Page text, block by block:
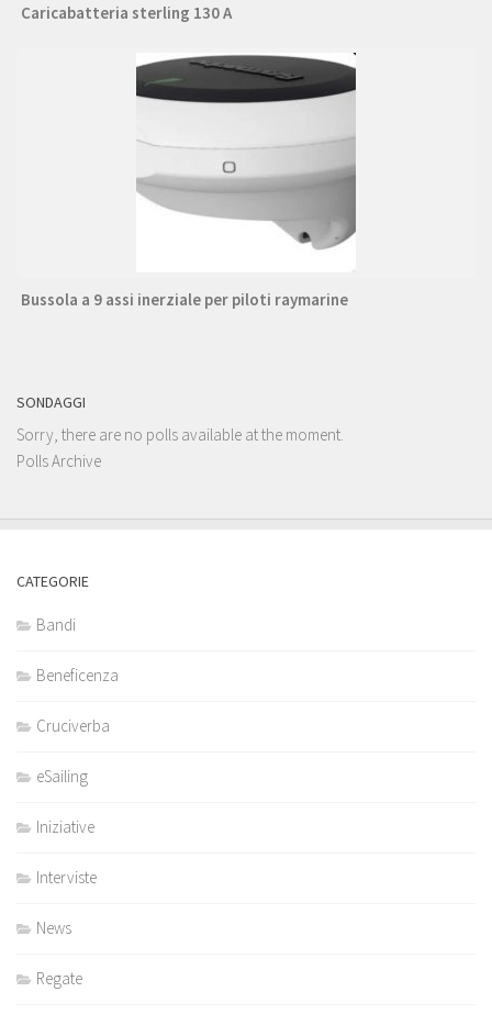
Caricabatteria sterling 130 A
Bussola a 9 assi inerziale per piloti raymarine
SONDAGGI
Sorry, there are no polls available at the moment.
Polls Archive
CATEGORIE
Bandi
Beneficenza
Cruciverba
eSailing
Iniziative
Interviste
News
Regate